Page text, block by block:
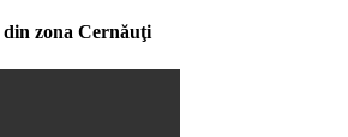
zona Cernăuţi